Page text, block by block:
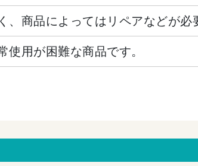
、商品によってはリペアなどが必
使用が困難な商品です。